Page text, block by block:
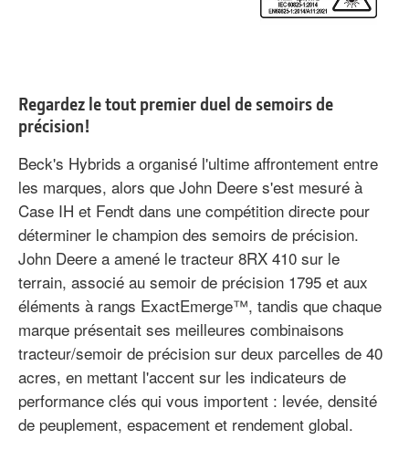
Regardez le tout premier duel de semoirs de
précision!
Beck's Hybrids a organisé l'ultime affrontement entre
les marques, alors que John Deere s'est mesuré à
Case IH et Fendt dans une compétition directe pour
déterminer le champion des semoirs de précision.
John Deere a amené le tracteur 8RX 410 sur le
terrain, associé au semoir de précision 1795 et aux
éléments à rangs ExactEmerge™, tandis que chaque
marque présentait ses meilleures combinaisons
tracteur/semoir de précision sur deux parcelles de 40
acres, en mettant l'accent sur les indicateurs de
performance clés qui vous importent : levée, densité
de peuplement, espacement et rendement global.